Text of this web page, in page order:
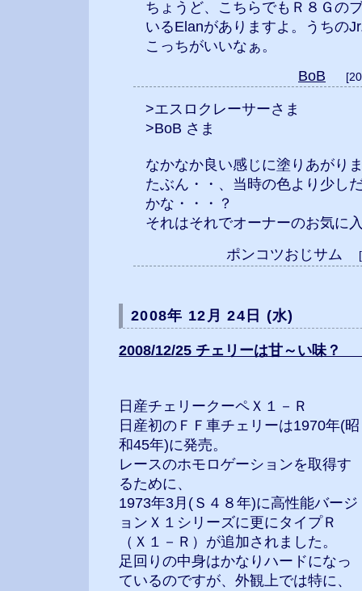
ちょうど、こちらでもＲ８Ｇの
いるElanがありますよ。うちの
こっちがいいなぁ。
BoB
>エスロクレーサーさま
>BoB さま
なかなか良い感じに塗りあがり
たぶん・・、当時の色より少し
かな・・・？
それはそれでオーナーのお気に
ポンコツおじサム
2008年 12月 24日 (水)
2008/12/25 チェリーは甘～い味？
日産チェリークーペＸ１－Ｒ
日産初のＦＦ車チェリーは1970年(昭
和45年)に発売。
レースのホモロゲーションを取得す
るために、
1973年3月(Ｓ４８年)に高性能バージ
ョンＸ１シリーズに更にタイプＲ
（Ｘ１－Ｒ）が追加されました。
足回りの中身はかなりハードになっ
ているのですが、外観上では特に、